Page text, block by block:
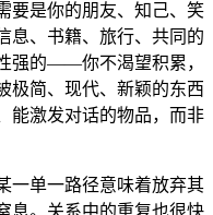
要是你的朋友、知己、笑
息、书籍、旅行、共同的
强的——你不渴望积累，
极简、现代、新颖的东西
能激发对话的物品，而非
一单一路径意味着放弃其